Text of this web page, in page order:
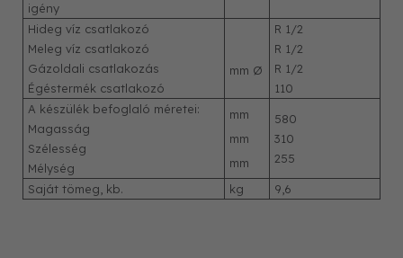
igény
Hideg víz csatlakozó
Meleg víz csatlakozó
Gázoldali csatlakozás
Égéstermék csatlakozó
mm Ø
R 1/2
R 1/2
R 1/2
110
A készülék befoglaló méretei:
Magasság
Szélesség
Mélység
mm
mm
mm
580
310
255
Saját tömeg, kb. kg 9,6